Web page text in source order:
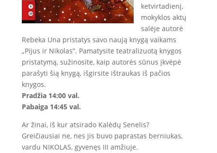
ketvirtadienį,
mokyklos aktų
salėje autorė
Rebeka Una pristatys savo naują knygą vaikams
„Pijus ir Nikolas”. Pamatysite teatralizuotą knygos
pristatymą, sužinosite, kaip autorės sūnus įkvėpė
parašyti šią knygą, išgirsite ištraukas iš pačios
knygos.
Pradžia 14:00 val.
Pabaiga 14:45 val.
Ar žinai, iš kur atsirado Kalėdų Senelis?
Greičiausiai ne, nes jis buvo paprastas berniukas,
vardu NIKOLAS, gyvenęs III amžiuje.